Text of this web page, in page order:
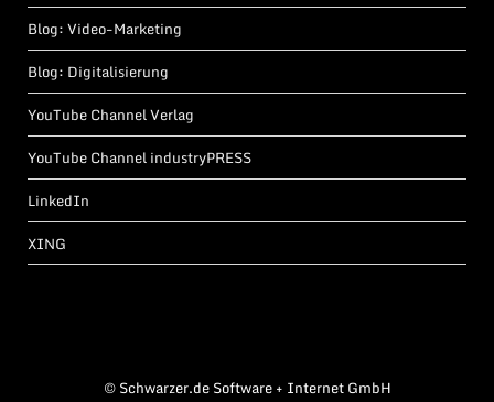
Blog: Video-Marketing
Blog: Digitalisierung
YouTube Channel Verlag
YouTube Channel industryPRESS
LinkedIn
XING
©Schwarzer.de Software + Internet GmbH